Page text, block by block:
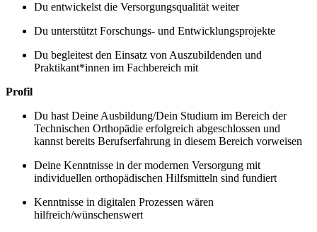
Du entwickelst die Versorgungsqualität weiter
Du unterstützt Forschungs- und Entwicklungsprojekte
Du begleitest den Einsatz von Auszubildenden und
Praktikant*innen im Fachbereich mit
Profil
Du hast Deine Ausbildung/Dein Studium im Bereich der
Technischen Orthopädie erfolgreich abgeschlossen und
kannst bereits Berufserfahrung in diesem Bereich vorweisen
Deine Kenntnisse in der modernen Versorgung mit
individuellen orthopädischen Hilfsmitteln sind fundiert
Kenntnisse in digitalen Prozessen wären
hilfreich/wünschenswert